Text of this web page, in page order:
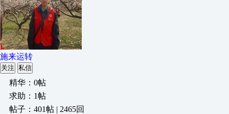
施来运转
关注 私信
精华：0帖
求助：1帖
帖子：401帖 | 2465回